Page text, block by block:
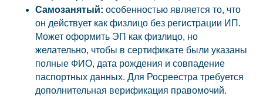
Самозанятый: особенностью является то, что
он действует как физлицо без регистрации ИП.
Может оформить ЭП как физлицо, но
желательно, чтобы в сертификате были указаны
полные ФИО, дата рождения и совпадение
паспортных данных. Для Росреестра требуется
дополнительная верификация правомочий.